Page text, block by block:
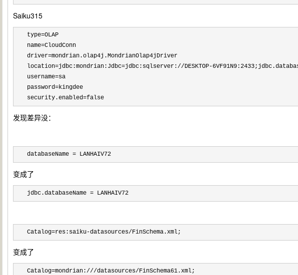
Saiku315
type=OLAP
name=CloudConn
driver=mondrian.olap4j.MondrianOlap4jDriver
location=jdbc:mondrian:Jdbc=jdbc:sqlserver://DESKTOP-
username=sa
password=kingdee
security.enabled=false
发现差异没：
databaseName = LANHAIV72
变成了
jdbc.databaseName = LANHAIV72
Catalog=res:saiku-datasources/FinSchema.xml;
变成了
Catalog=mondrian:///datasources/FinSchema61.xml;